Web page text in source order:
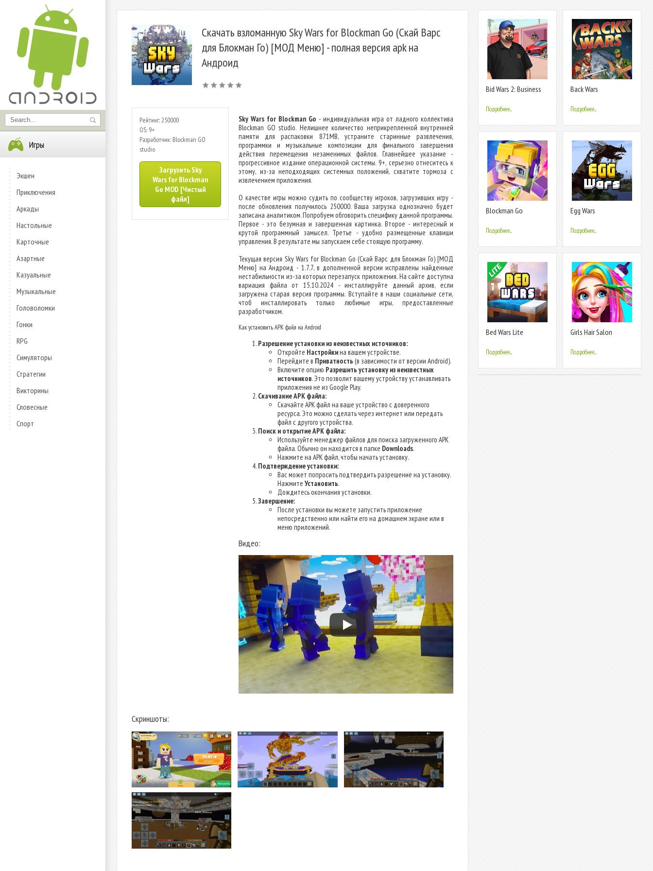
Игры
Экшен
Приключения
Аркады
Настольные
Карточные
Азартные
Казуальные
Музыкальные
Головоломки
Гонки
RPG
Симуляторы
Стратегии
Викторины
Словесные
Спорт
Скачать взломанную Sky Wars for Blockman Go (Скай Варс
для Блокман Го) [МОД Меню] - полная версия apk на
Андроид
Рейтинг: 250000
OS: 9+
Разработчик: Blockman GO
studio
Загрузить Sky
Wars for Blockman
Go MOD [Чистый
файл]
Sky Wars for Blockman Go - индивидуальная игра от ладного коллектива
Blockman GO studio. Нелишнее количество неприкрепленной внутренней
памяти для распаковки 871MB, устраните старинные развлечения,
программки и музыкальные композиции для финального завершения
действия перемещения незаменимых файлов. Главнейшее указание -
прогрессивное издание операционной системы. 9+, серьезно отнеситесь к
этому, из-за неподходящих системных положений, схватите тормоза с
извлечением приложения.
О качестве игры можно судить по сообществу игроков, загрузивших игру -
после обновления получилось 250000. Ваша загрузка однозначно будет
записана аналитиком. Попробуем обговорить специфику данной программы.
Первое - это безумная и завершенная картинка. Второе - интересный и
крутой программный замысел. Третье - удобно размещенные клавиши
управления. В результате мы запускаем себе стоящую программу.
Текущая версия Sky Wars for Blockman Go (Скай Варс для Блокман Го) [МОД
Меню] на Андроид - 1.7.7, в дополненной версии исправлены найденные
нестабильности из-за которых перезапуск приложения. На сайте доступна
вариация файла от 15.10.2024 - инсталлируйте данный архив, если
загружена старая версия программы. Вступайте в наши социальные сети,
чтоб инсталлировать только любимые игры, предоставленные
разработчиком.
Как установить APK файл на Android
Разрешение установки из неизвестных источников:
Откройте Настройкина вашем устройстве.
Перейдите в Приватность (в зависимости от версии Android).
Включите опцию Разрешить установку из неизвестных
источников. Это позволит вашему устройству устанавливать
приложения не из Google Play.
Скачивание APK файла:
Скачайте APK файл на ваше устройство с доверенного
ресурса. Это можно сделать через интернет или передать
файл с другого устройства.
Поиск и открытие APK файла:
Используйте менеджер файлов для поиска загруженного APK
файла. Обычно он находится в папке Downloads.
Нажмите на APK файл, чтобы начать установку.
Подтверждение установки:
Вас может попросить подтвердить разрешение на установку.
Нажмите Установить.
Дождитесь окончания установки.
Завершение:
После установки вы можете запустить приложение
непосредственно или найти его на домашнем экране или в
меню приложений.
Видео:
Скриншоты:
Bid Wars 2: Business
Подробнее...
Back Wars
Подробнее...
Blockman Go
Подробнее...
Egg Wars
Подробнее...
Bed Wars Lite
Подробнее...
Girls Hair Salon
Подробнее...